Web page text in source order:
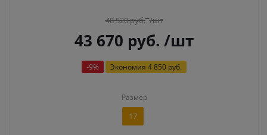
48 520руб. /шт
43 670 руб. /шт
-9% Экономия 4 850 руб.
Размер
17